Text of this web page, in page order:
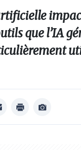
que l’IA
print
Afficher